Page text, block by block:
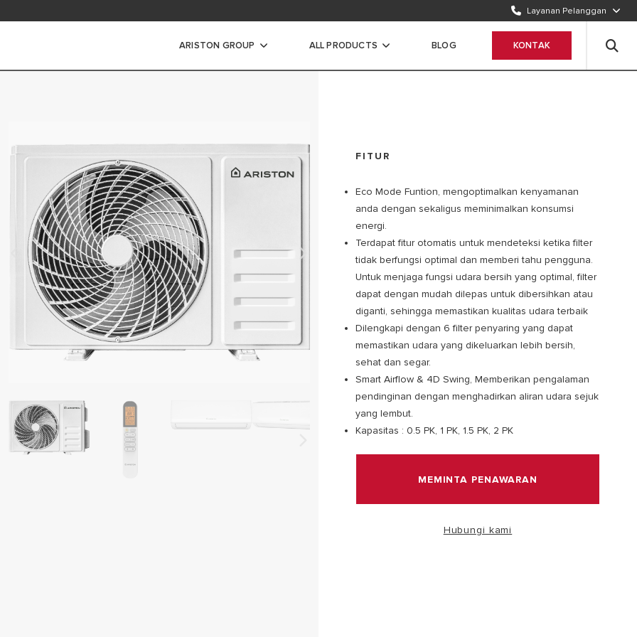
Layanan Pelanggan
area
ARISTON GROUP
TEMUKAN
ALL PRODUCTS
LISTRIK
LISTRIK INSTANT
PEMANAS AIR LISTRIK
BLOG KONTAK
FITUR
Eco Mode Funtion, mengoptimalkan kenyamanan
anda dengan sekaligus meminimalkan konsumsi
energi.
Terdapat fitur otomatis untuk mendeteksi ketika filter
tidak berfungsi optimal dan memberi tahu pengguna.
Untuk menjaga fungsi udara bersih yang optimal, filter
dapat dengan mudah dilepas untuk dibersihkan atau
diganti, sehingga memastikan kualitas udara terbaik
Dilengkapi dengan 6 filter penyaring yang dapat
memastikan udara yang dikeluarkan lebih bersih,
sehat dan segar.
Smart Airflow & 4D Swing, Memberikan pengalaman
pendinginan dengan menghadirkan aliran udara sejuk
yang lembut.
Kapasitas : 0.5 PK, 1 PK, 1.5 PK, 2 PK
MEMINTA PENAWARAN
Hubungi kami